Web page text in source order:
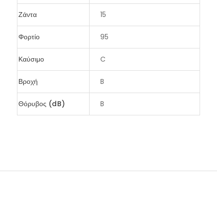
Ζάντα 15
Φορτίο 95
Καύσιμο C
Βροχή B
Θόρυβος (dB) B